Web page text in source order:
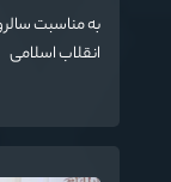
انقلاب اسلامی